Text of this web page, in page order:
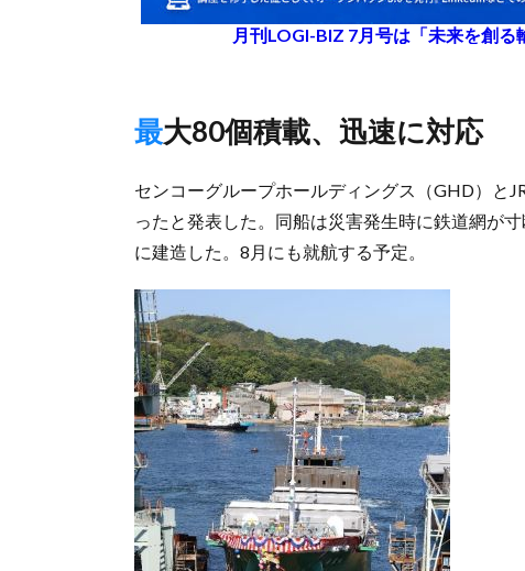
月刊LOGI-BIZ 7月号は「未来を創
最大80個積載、迅速に対応
センコーグループホールディングス（GHD）と
ったと発表した。同船は災害発生時に鉄道網が
に建造した。8月にも就航する予定。